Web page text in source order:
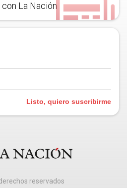
La Nación
Listo, quiero suscribirme
reservados